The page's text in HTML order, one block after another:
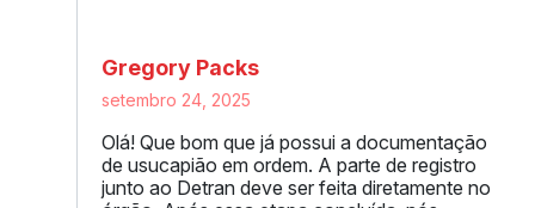
Gregory Packs
setembro 24, 2025
Olá! Que bom que já possui a documentação
de usucapião em ordem. A parte de registro
junto ao Detran deve ser feita diretamente no